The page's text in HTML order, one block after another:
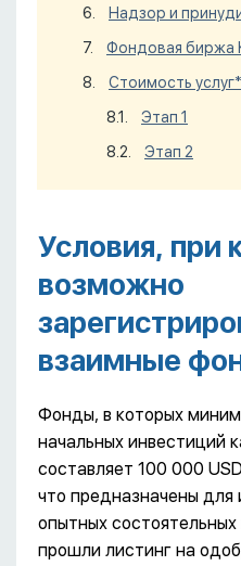
Надзор и
Фондовая биржа
Стоимость
Этап 1
Этап 2
Условия, при
возможно
взаимные
Фонды, в которых
начальных инвестиций
составляет 100 000
что предназначены для
опытных
прошли листинг на